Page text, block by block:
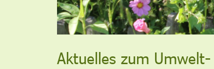
Aktuelles zum